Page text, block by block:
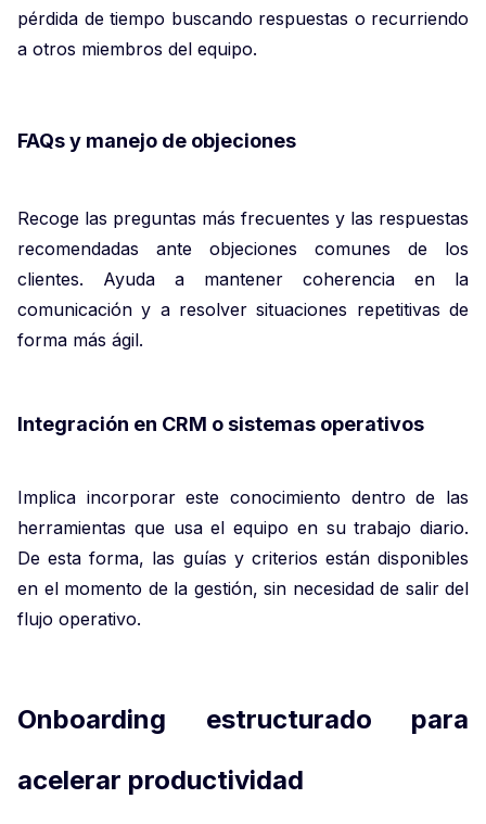
pérdida de tiempo buscando respuestas o recurriendo
a otros miembros del equipo.
FAQs y manejo de objeciones
Recoge las preguntas más frecuentes y las respuestas
recomendadas ante objeciones comunes de los
clientes. Ayuda a mantener coherencia en la
comunicación y a resolver situaciones repetitivas de
forma más ágil.
Integración en CRM o sistemas operativos
Implica incorporar este conocimiento dentro de las
herramientas que usa el equipo en su trabajo diario.
De esta forma, las guías y criterios están disponibles
en el momento de la gestión, sin necesidad de salir del
flujo operativo.
Onboarding estructurado para
acelerar productividad